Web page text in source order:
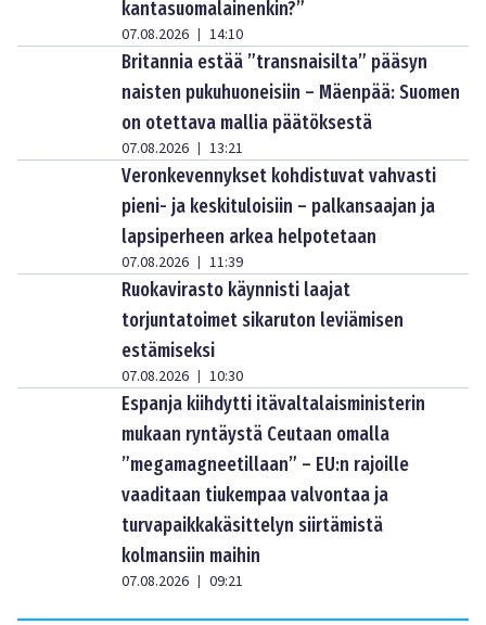
kantasuomalainenkin?”
07.08.2026 | 14:10
Britannia estää ”transnaisilta” pääsyn
naisten pukuhuoneisiin – Mäenpää: Suomen
on otettava mallia päätöksestä
07.08.2026 | 13:21
Veronkevennykset kohdistuvat vahvasti
pieni- ja keskituloisiin – palkansaajan ja
lapsiperheen arkea helpotetaan
07.08.2026 | 11:39
Ruokavirasto käynnisti laajat
torjuntatoimet sikaruton leviämisen
estämiseksi
07.08.2026 | 10:30
Espanja kiihdytti itävaltalaisministerin
mukaan ryntäystä Ceutaan omalla
”megamagneetillaan” – EU:n rajoille
vaaditaan tiukempaa valvontaa ja
turvapaikkakäsittelyn siirtämistä
kolmansiin maihin
07.08.2026 | 09:21